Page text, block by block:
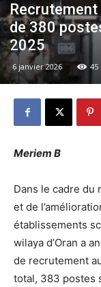
Recrutement
de 380
2025
6 janvier 2026 45
Meriem B
Dans le cadre du
et de
établissements
wilaya d’Oran a
de recrutement
total, 383 postes